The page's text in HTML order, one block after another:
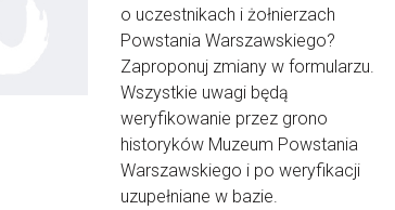
o uczestnikach i żołnierzach
Powstania Warszawskiego?
Zaproponuj zmiany w formularzu.
Wszystkie uwagi będą
weryfikowanie przez grono
historyków Muzeum Powstania
Warszawskiego i po weryfikacji
uzupełniane w bazie.